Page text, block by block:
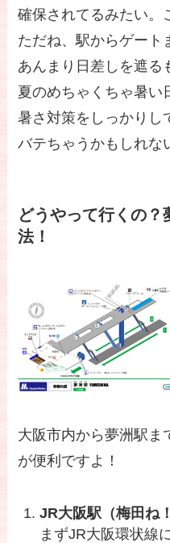
確保されてるみたい
ただね、駅からゲート
あんまり日差しを遮る
夏のめちゃくちゃ暑い
暑さ対策をしっかりし
バテちゃうかもしれな
どうやって行くの
法！
大阪市内から夢洲駅ま
が便利ですよ！
JR大阪駅（梅田ね
まずJR大阪環状線